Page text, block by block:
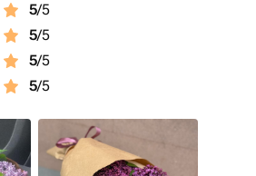
5/5
5/5
5/5
5/5